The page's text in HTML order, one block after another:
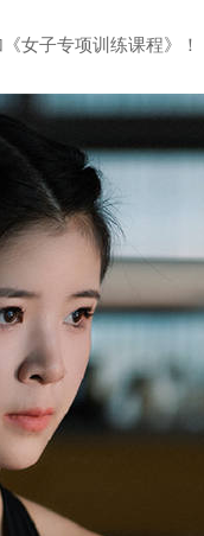
女子专项训练课程》！